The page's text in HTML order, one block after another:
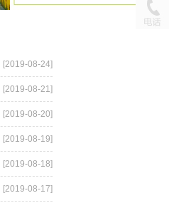
[2019-08-24]
[2019-08-21]
[2019-08-20]
[2019-08-19]
[2019-08-18]
[2019-08-17]